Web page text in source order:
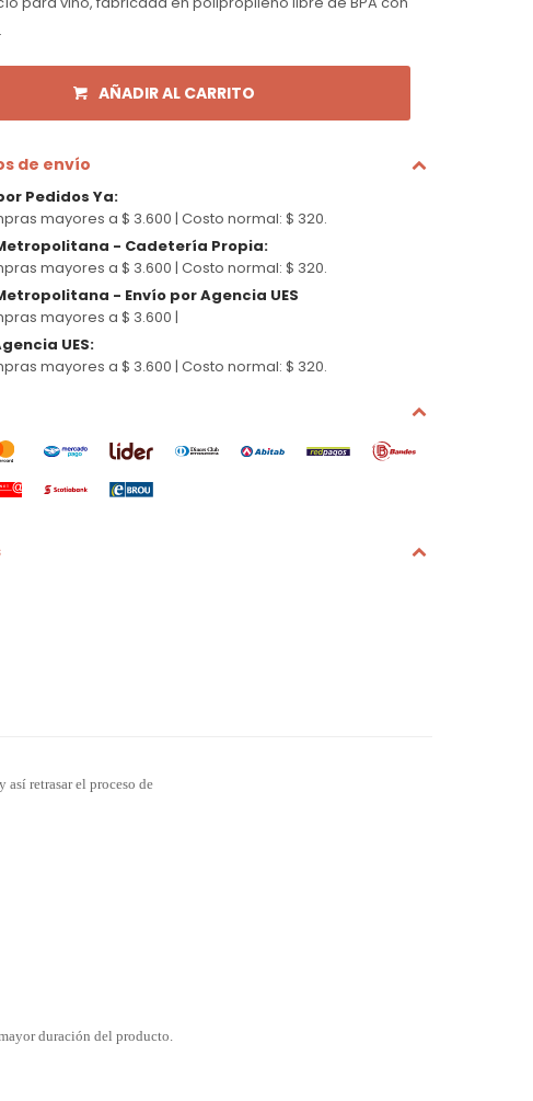
AÑADIR AL CARRITO
de envío
Pedidos Ya:
mayores a $ 3.600 | Costo normal: $ 320.
- Cadetería Propia:
mayores a $ 3.600 | Costo normal: $ 320.
- Envío por Agencia UES
mayores a $ 3.600 |
UES:
mayores a $ 3.600 | Costo normal: $ 320.
así retrasar el proceso de
duración del producto.